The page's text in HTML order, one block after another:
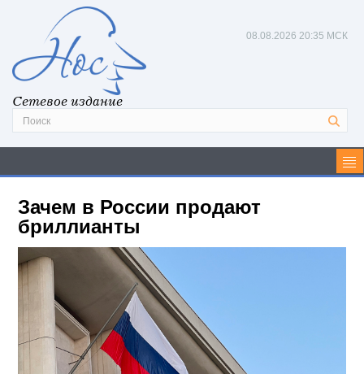
Сетевое издание
08.08.2026 20:35 МСК
Зачем в России продают
бриллианты